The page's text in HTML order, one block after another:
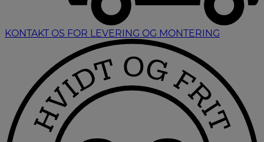
KONTAKT OS FOR LEVERING OG MONTERING